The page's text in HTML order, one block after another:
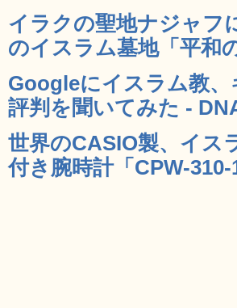
イラクの聖地ナジャフ
のイスラム墓地「平和
Googleにイスラム教
評判を聞いてみた -
世界のCASIO製、イス
付き腕時計「CPW-